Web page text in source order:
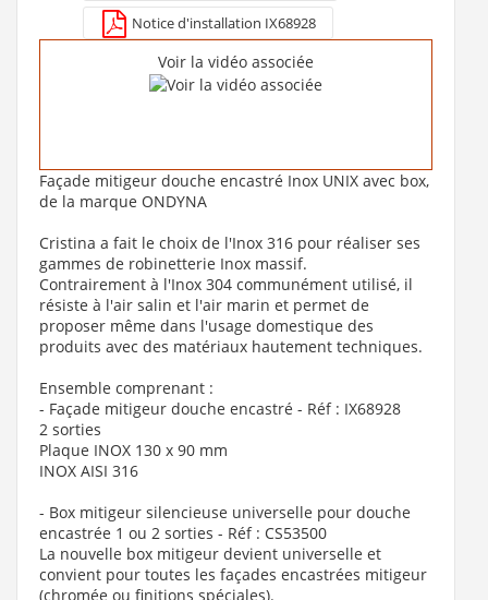
Notice d'installation IX68928
Voir la vidéo associée
Façade mitigeur douche encastré Inox UNIX avec box,
de la marque ONDYNA
Cristina a fait le choix de l'Inox 316 pour réaliser ses
gammes de robinetterie Inox massif.
Contrairement à l'Inox 304 communément utilisé, il
résiste à l'air salin et l'air marin et permet de
proposer même dans l'usage domestique des
produits avec des matériaux hautement techniques.
Ensemble comprenant :
- Façade mitigeur douche encastré - Réf : IX68928
2 sorties
Plaque INOX 130 x 90 mm
INOX AISI 316
- Box mitigeur silencieuse universelle pour douche
encastrée 1 ou 2 sorties - Réf : CS53500
La nouvelle box mitigeur devient universelle et
convient pour toutes les façades encastrées mitigeur
(chromée ou finitions spéciales).